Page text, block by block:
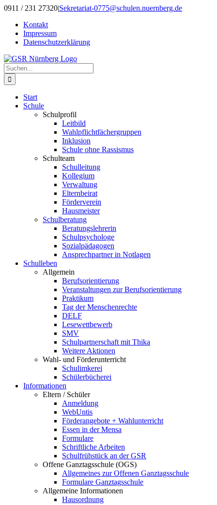
Zum
springen
0911 / 231 27320|Sekretariat-0775@schulen.nuernberg.de
Kontakt
Impressum
Datenschutzerklärung
Suche
nach:
Start
Schule
Schulprofil
Leitbild
Wahlpflichtfächergruppen
Inklusion
Schule ohne Rassismus
Schulteam
Schulleitung
Kollegium
Verwaltung
Elternbeirat
Förderverein
Hausmeister
Schulberatung
Beratungslehrerin
Schulpsychologe
Sozialpädagogen
Ansprechpartner in Notlagen
Schulleben
Allgemein
Berufsorientierung
Veranstaltungen zur Berufsorientierung
Praktikum
Tag der Menschenrechte
DELF
Lesewettbewerb
SMV
Schulpartnerschaft mit Thika
Weitere Aktionen
Wahl- und Förderunterricht
Schulimkerei
Schülerbücherei
Informationen
Eltern / Schüler
Anmeldung
WebUntis
Förderangebote + Wahlunterricht
Essen in der Mensa
Formulare
Schriftliche Arbeiten
Schulfrühstück an der GSR
Offene Ganztagsschule (OGS)
Allgemeines zur Offenen Ganztagsschule
Formulare Ganztagsschule
Allgemeine Informationen
Hausordnung